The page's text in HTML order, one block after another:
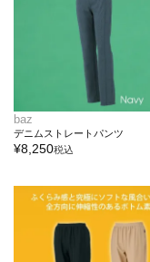
baz
デニムストレートパンツ
¥8,250税込